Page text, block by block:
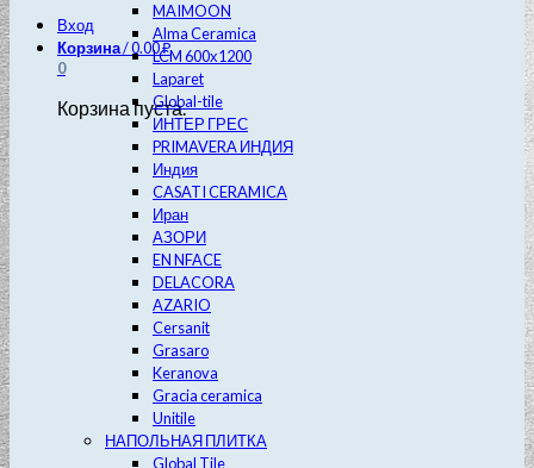
Вход
Корзина/0.00₽
0
Корзина пуста.
MAIMOON
Alma Ceramica
LCM 600х1200
Laparet
Global-tile
ИНТЕР ГРЕС
PRIMAVERA ИНДИЯ
Индия
CASATI CERAMICA
Иран
АЗОРИ
EN NFACE
DELACORA
AZARIO
Cersanit
Grasaro
Keranova
Gracia ceramica
Unitile
НАПОЛЬНАЯ ПЛИТКА
Global Tile